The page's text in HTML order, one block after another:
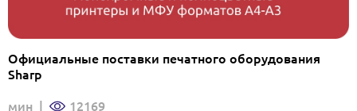
Официальные поставки печатного оборудования
Sharp
мин 12169